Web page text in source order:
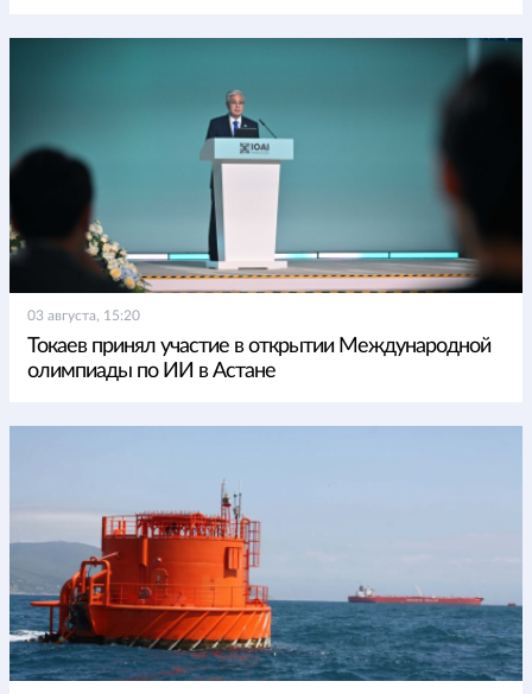
03 августа, 15:20
Токаев принял участие в открытии Международной
олимпиады по ИИ в Астане